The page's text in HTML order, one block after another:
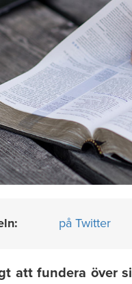
på Twitter
att fundera över